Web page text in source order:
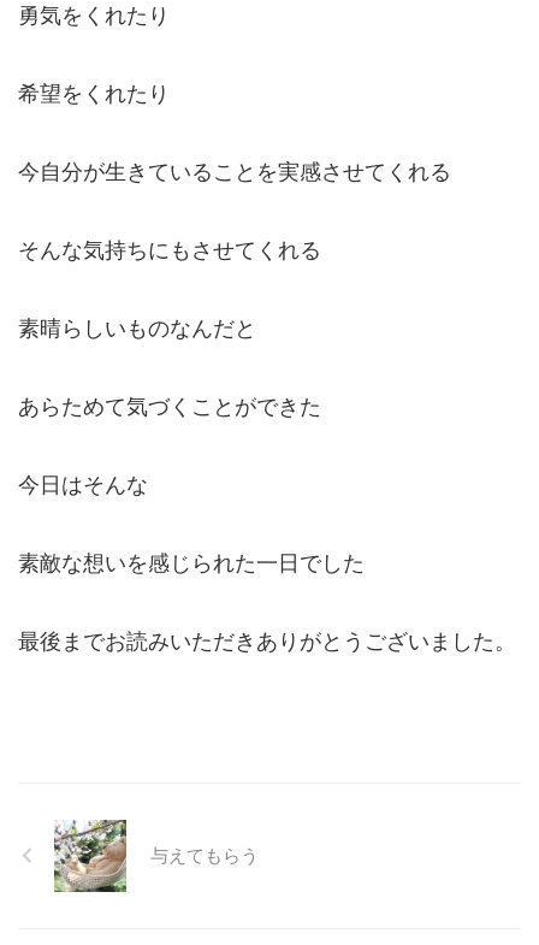
勇気をくれたり
希望をくれたり
今自分が生きていることを実感させてくれる
そんな気持ちにもさせてくれる
素晴らしいものなんだと
あらためて気づくことができた
今日はそんな
素敵な想いを感じられた一日でした
最後までお読みいただきありがとうございました。
与えてもらう